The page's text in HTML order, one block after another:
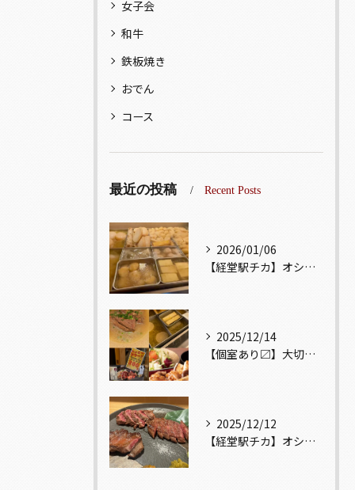
女子会
和牛
鉄板焼き
おでん
コース
最近の投稿 Recent Posts
2026/01/06
【経堂駅チカ】オシャレ居酒屋🏮出汁が美味しいおでんがオススメ...
2025/12/14
【個室あり〼】大切な記念日、お祝い事でのご来店ぜひお待ちして...
2025/12/12
【経堂駅チカ】オシャレ居酒屋🏮自慢のお肉が楽しめる🐃お得なコ...